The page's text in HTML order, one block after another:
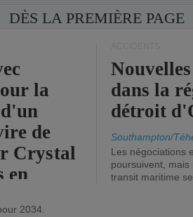
DÈS LA PREMIÈRE PAGE
la
de
Crystal
en
2034.
dans la
détroit
Southampton/
Les négociations
poursuivent,
transit maritime